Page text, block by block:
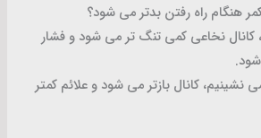
هنگام راه رفتن بدتر می شود؟
نخاعی کمی تنگ تر می شود و فشار
کانال بازتر می شود و علائم کمتر